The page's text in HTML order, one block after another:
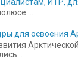
...
для освоения